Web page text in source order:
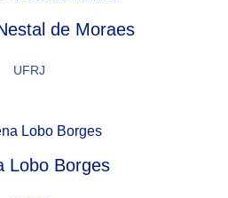
de Moraes
UFRJ
Lobo Borges